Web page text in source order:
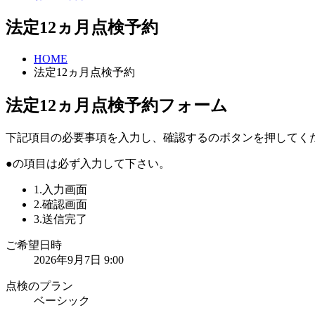
法定12ヵ月点検予約
HOME
法定12ヵ月点検予約
法定12ヵ月点検予約フォーム
下記項目の必要事項を入力し、 確認するのボタンを押してく
●の項目は必ず入力して下さい。
1.入力画面
2.確認画面
3.送信完了
ご希望日時
2026年9月7日 9:00
点検のプラン
ベーシック